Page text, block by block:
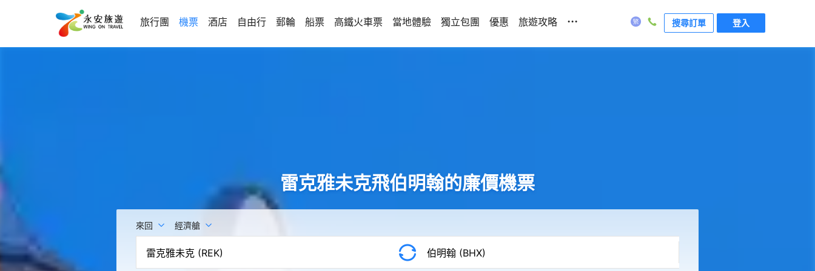
旅行團 機票 酒店 自由行 郵輪 船票 高鐵火車票 當地體驗 獨立包團 優惠 旅遊攻略 ... 搜尋訂單 登入
雷克雅未克飛伯明翰的廉價機票
來回 經濟艙